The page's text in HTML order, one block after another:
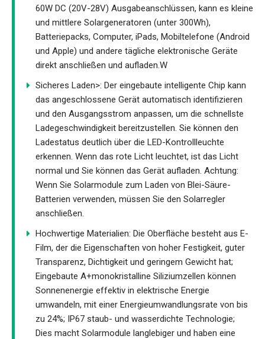
60W DC (20V-28V) Ausgabeanschlüssen, kann es kleine
und mittlere Solargeneratoren (unter 300Wh),
Batteriepacks, Computer, iPads, Mobiltelefone (Android
und Apple) und andere tägliche elektronische Geräte
direkt anschließen und aufladen.W
Sicheres Laden>: Der eingebaute intelligente Chip kann
das angeschlossene Gerät automatisch identifizieren
und den Ausgangsstrom anpassen, um die schnellste
Ladegeschwindigkeit bereitzustellen. Sie können den
Ladestatus deutlich über die LED-Kontrollleuchte
erkennen. Wenn das rote Licht leuchtet, ist das Licht
normal und Sie können das Gerät aufladen. Achtung:
Wenn Sie Solarmodule zum Laden von Blei-Säure-
Batterien verwenden, müssen Sie den Solarregler
anschließen.
Hochwertige Materialien: Die Oberfläche besteht aus E-
Film, der die Eigenschaften von hoher Festigkeit, guter
Transparenz, Dichtigkeit und geringem Gewicht hat;
Eingebaute A+monokristalline Siliziumzellen können
Sonnenenergie effektiv in elektrische Energie
umwandeln, mit einer Energieumwandlungsrate von bis
zu 24%; IP67 staub- und wasserdichte Technologie;
Dies macht Solarmodule langlebiger und haben eine